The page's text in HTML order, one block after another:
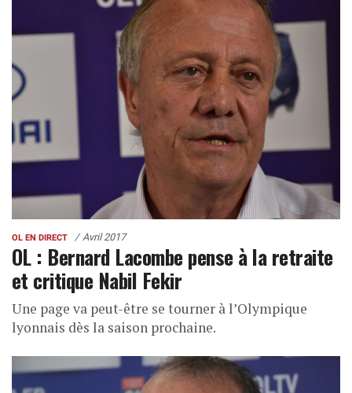
OL EN DIRECT Avril 2017
OL : Bernard Lacombe pense à la retraite
et critique Nabil Fekir
Une page va peut-être se tourner à l’Olympique
lyonnais dès la saison prochaine.